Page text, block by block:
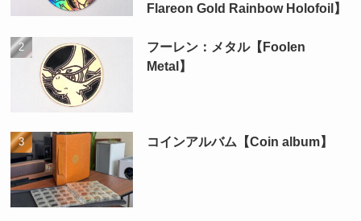
Flareon Gold Rainbow Holofoil】
フーレン：メタル【Foolen
Metal】
コインアルバム【Coin album】